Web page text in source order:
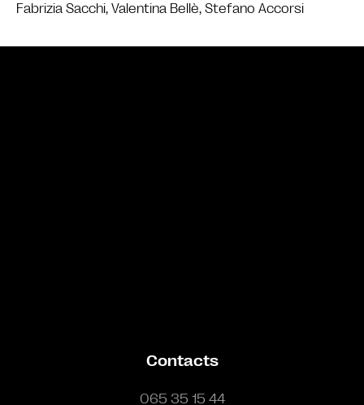
Fabrizia Sacchi, Valentina Bellè, Stefano Accorsi
Contacts
065 35 15 44